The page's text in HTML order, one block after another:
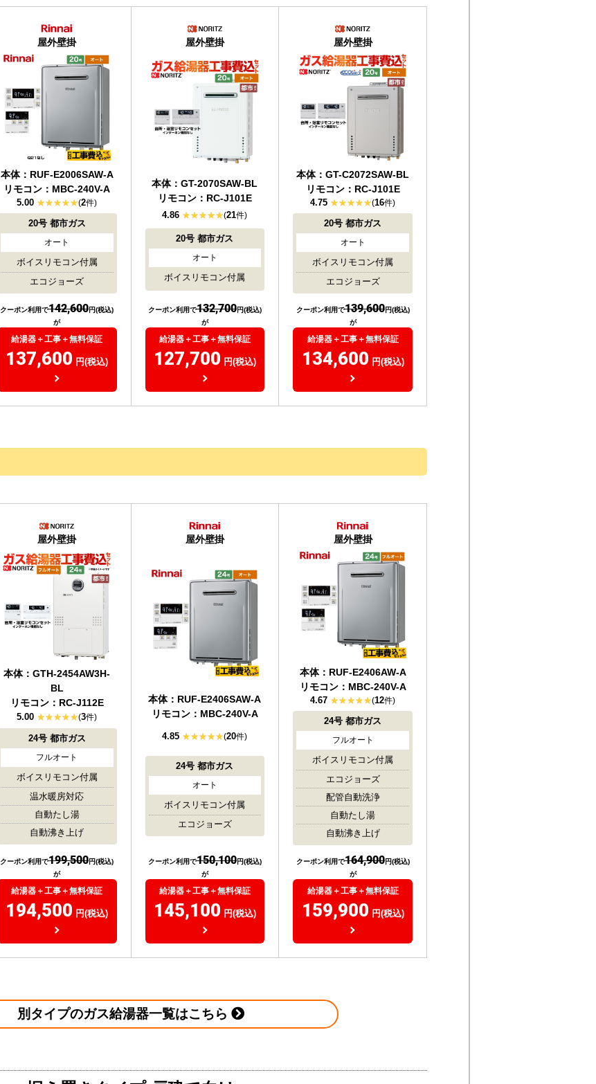
屋外壁掛
本体：RUF-E2006SAW-A
リモコン：MBC-240V-A
5.00 (2件)
20号都市ガス
オート
ボイスリモコン付属
エコジョーズ
クーポン利用で142,600円(税込)
が
給湯器＋工事＋無料保証
137,600 円(税込)
屋外壁掛
本体：GT-2070SAW-BL
リモコン：RC-J101E
4.86 (21件)
20号 都市ガス
オート
ボイスリモコン付属
クーポン利用で132,700円(税込)
が
給湯器＋工事＋無料保証
127,700 円(税込)
屋外壁掛
本体：GT-C2072SAW-BL
リモコン：RC-J101E
4.75 (16件)
20号 都市ガス
オート
ボイスリモコン付属
エコジョーズ
クーポン利用で139,600円(税込)
が
給湯器＋工事＋無料保証
134,600 円(税込)
屋外壁掛
本体：GTH-2454AW3H-
BL
リモコン：RC-J112E
5.00 (3件)
24号都市ガス
フルオート
ボイスリモコン付属
温水暖房対応
自動たし湯
自動沸き上げ
クーポン利用で199,500円(税込)
が
給湯器＋工事＋無料保証
194,500 円(税込)
屋外壁掛
本体：RUF-E2406SAW-A
リモコン：MBC-240V-A
4.85 (20件)
24号 都市ガス
オート
ボイスリモコン付属
エコジョーズ
クーポン利用で150,100円(税込)
が
給湯器＋工事＋無料保証
145,100 円(税込)
屋外壁掛
本体：RUF-E2406AW-A
リモコン：MBC-240V-A
4.67 (12件)
24号 都市ガス
フルオート
ボイスリモコン付属
エコジョーズ
配管自動洗浄
自動たし湯
自動沸き上げ
クーポン利用で164,900円(税込)
が
給湯器＋工事＋無料保証
159,900 円(税込)
別タイプのガス給湯器一覧はこちら